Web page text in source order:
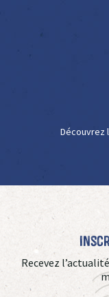
Découvrez
Recevez